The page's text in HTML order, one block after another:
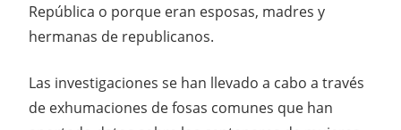
República o porque eran esposas, madres y
hermanas de republicanos.
Las investigaciones se han llevado a cabo a través
de exhumaciones de fosas comunes que han